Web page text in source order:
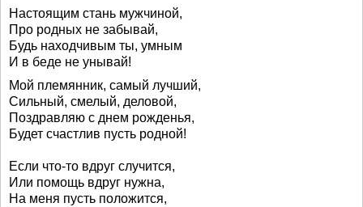
Настоящим стань мужчиной,
Про родных не забывай,
Будь находчивым ты, умным
И в беде не унывай!
Мой племянник, самый лучший,
Сильный, смелый, деловой,
Поздравляю с днем рожденья,
Будет счастлив пусть родной!
Если что-то вдруг случится,
Или помощь вдруг нужна,
На меня пусть положится,